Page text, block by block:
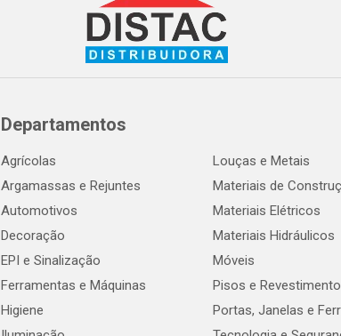
Departamentos
Agrícolas
Argamassas e Rejuntes
Automotivos
Decoração
EPI e Sinalização
Ferramentas e Máquinas
Higiene
Louças e Metais
Materiais de
Materiais Elétricos
Materiais Hidráulicos
Móveis
Pisos e
Portas, Janelas e